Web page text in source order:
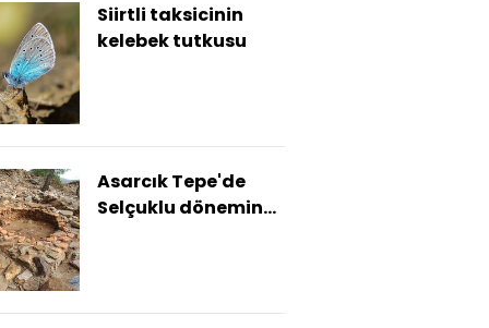
Siirtli taksicinin
kelebek tutkusu
Asarcık Tepe'de
Selçuklu dönemine